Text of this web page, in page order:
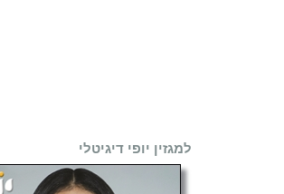
למגזין יופי דיגיטלי